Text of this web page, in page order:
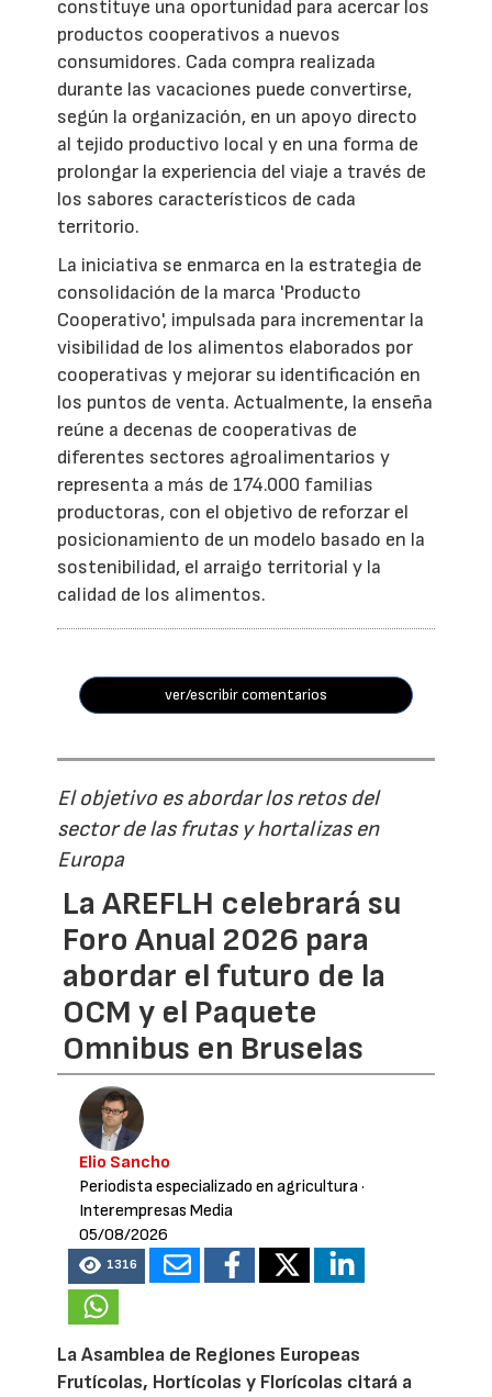
constituye una oportunidad para acercar los
productos cooperativos a nuevos
consumidores. Cada compra realizada
durante las vacaciones puede convertirse,
según la organización, en un apoyo directo
al tejido productivo local y en una forma de
prolongar la experiencia del viaje a través de
los sabores característicos de cada
territorio.
La iniciativa se enmarca en la estrategia de
consolidación de la marca 'Producto
Cooperativo', impulsada para incrementar la
visibilidad de los alimentos elaborados por
cooperativas y mejorar su identificación en
los puntos de venta. Actualmente, la enseña
reúne a decenas de cooperativas de
diferentes sectores agroalimentarios y
representa a más de 174.000 familias
productoras, con el objetivo de reforzar el
posicionamiento de un modelo basado en la
sostenibilidad, el arraigo territorial y la
calidad de los alimentos.
ver/escribir comentarios
El objetivo es abordar los retos del
sector de las frutas y hortalizas en
Europa
La AREFLH celebrará su
Foro Anual 2026 para
abordar el futuro de la
OCM y el Paquete
Omnibus en Bruselas
Elio Sancho
Periodista especializado en agricultura·
Interempresas Media
05/08/2026
1316
La Asamblea de Regiones Europeas
Frutícolas, Hortícolas y Florícolas citará a